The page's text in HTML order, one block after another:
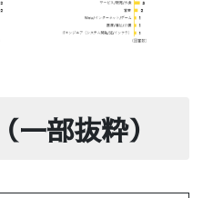
一部抜粋）